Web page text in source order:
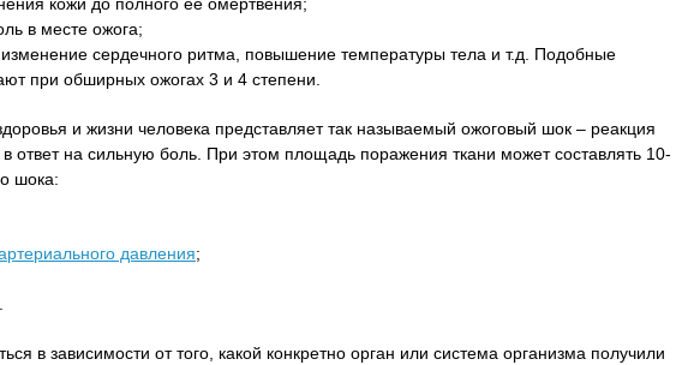
в месте ожога;
сердечного ритма, повышение температуры тела и т.д. Подобные
при обширных ожогах 3 и 4 степени.
и жизни человека представляет так называемый ожоговый шок – реакция
ответ на сильную боль. При этом площадь поражения ткани может составлять 10-
шока:
давления;
в зависимости от того, какой конкретно орган или система организма получили